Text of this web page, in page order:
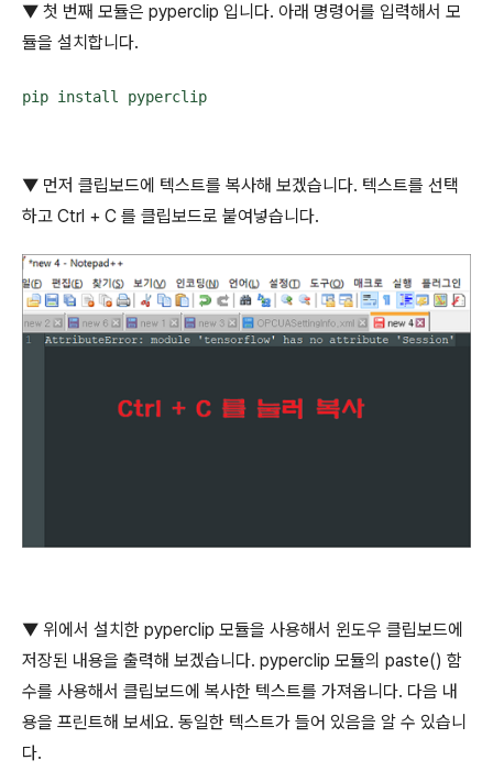
▼ 첫 번째 모듈은 pyperclip 입니다. 아래 명령어를 입력해서 모
듈을 설치합니다.
pip install pyperclip
▼ 먼저 클립보드에 텍스트를 복사해 보겠습니다. 텍스트를 선택
하고 Ctrl + C 를 클립보드로 붙여넣습니다.
▼ 위에서 설치한 pyperclip 모듈을 사용해서 윈도우 클립보드에
저장된 내용을 출력해 보겠습니다. pyperclip 모듈의 paste() 함
수를 사용해서 클립보드에 복사한 텍스트를 가져옵니다. 다음 내
용을 프린트해 보세요. 동일한 텍스트가 들어 있음을 알 수 있습니
다.